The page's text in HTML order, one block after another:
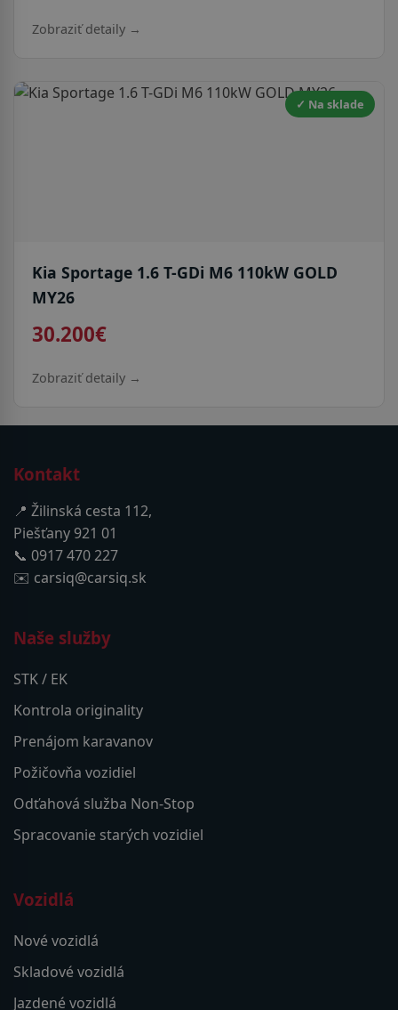
Zobraziť detaily →
✓ Na sklade
Kia Sportage 1.6 T-GDi M6 110kW GOLD
MY26
30.200€
Zobraziť detaily →
Kontakt
📍 Žilinská cesta 112,
Piešťany 921 01
📞 0917 470 227
✉️ carsiq@carsiq.sk
Naše služby
STK / EK
Kontrola originality
Prenájom karavanov
Požičovňa vozidiel
Odťahová služba Non-Stop
Spracovanie starých vozidiel
Vozidlá
Nové vozidlá
Skladové vozidlá
Jazdené vozidlá